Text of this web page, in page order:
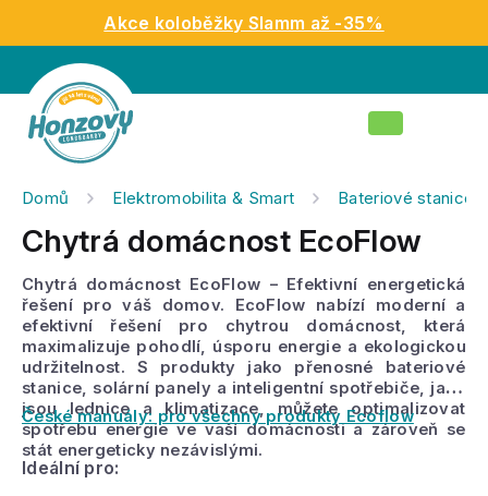
obsah
Akce koloběžky Slamm až -35%
Nákupní
Domů Elektromobilita & Smart Bateriové stanice
Chytrá domácnost EcoFlow
Chytrá domácnost EcoFlow – Efektivní energetická
řešení pro váš domov. EcoFlow nabízí moderní a
efektivní řešení pro chytrou domácnost, která
maximalizuje pohodlí, úsporu energie a ekologickou
udržitelnost. S produkty jako přenosné bateriové
stanice, solární panely a inteligentní spotřebiče, jako
jsouledniceaklimatizace, můžete optimalizovat
spotřebu energie ve vaší domácnosti a zároveň se
stát energeticky nezávislými.
České manuály: pro všechny produkty Ecoflow
Ideální pro: